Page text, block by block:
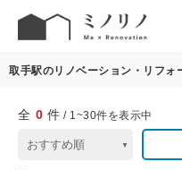
0
取手駅のリノベーション・リフォ
全 0 件 / 1~30件を表示中